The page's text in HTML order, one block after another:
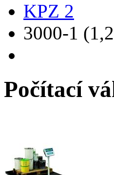
KPZ 2
3000-1
Počítací